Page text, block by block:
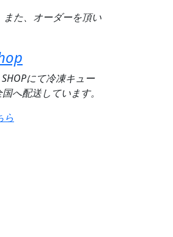
た、オーダーを頂い
SHOPにて冷凍キュー
へ配送しています。
ら